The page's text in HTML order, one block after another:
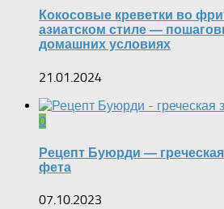
Кокосовые креветки во
азиатском стиле —
домашних условиях
21.01.2024
0
Рецепт Буюрди —
фета
07.10.2023